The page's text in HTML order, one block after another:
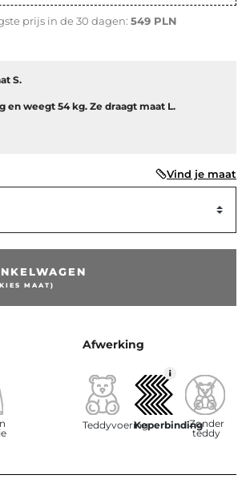
prijs in de 30 dagen: 549 PLN
S.
en weegt 54 kg. Ze draagt maat L.
Vind je maat
MAAT)
Afwerking
TeddyvoeringKeperbindingZonder
teddy